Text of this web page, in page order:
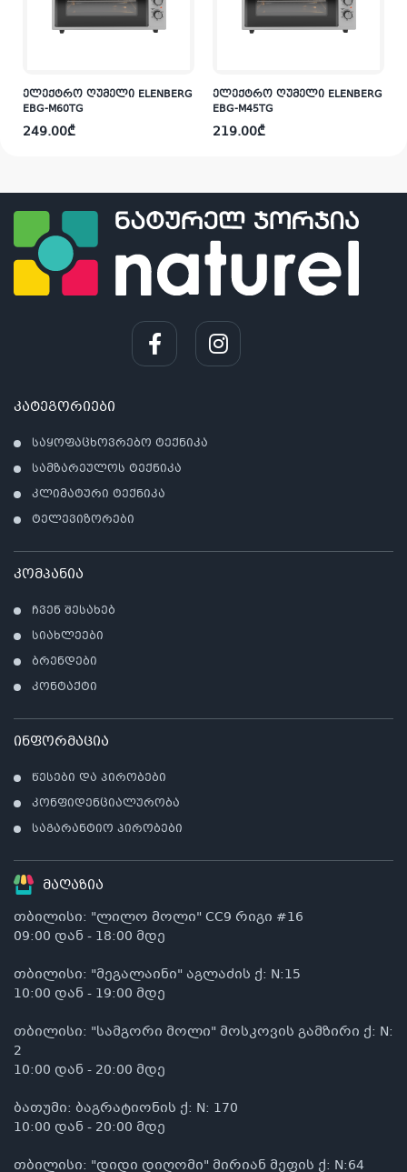
ელექტრო ღუმელი ELENBERG
EBG-M60TG
249.00₾
ელექტრო ღუმელი ELENBERG
EBG-M45TG
219.00₾
კატეგორიები
საყოფაცხოვრებო ტექნიკა
სამზარეულოს ტექნიკა
კლიმატური ტექნიკა
ტელევიზორები
კომპანია
ჩვენ შესახებ
სიახლეები
ბრენდები
კონტაქტი
ინფორმაცია
წესები და პირობები
კონფიდენციალურობა
საგარანტიო პირობები
მაღაზია
თბილისი: "ლილო მოლი" CC9 რიგი #16
09:00 დან - 18:00 მდე
თბილისი: "მეგალაინი" აგლაძის ქ: N:15
10:00 დან - 19:00 მდე
თბილისი: "სამგორი მოლი" მოსკოვის გამზირი ქ: N:
2
10:00 დან - 20:00 მდე
ბათუმი: ბაგრატიონის ქ: N: 170
10:00 დან - 20:00 მდე
თბილისი: "დიდი დიღომი" მირიან მეფის ქ: N:64